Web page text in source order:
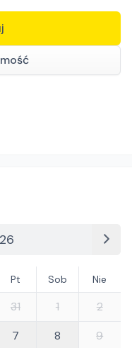
Pt Sob Nie
31 1
2
7 8
9